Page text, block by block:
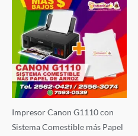
Impresor Canon G1110 con
Sistema Comestible más Papel